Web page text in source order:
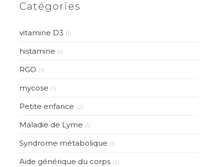
Catégories
vitamine D3 (1)
histamine (1)
RGO (1)
mycose (1)
Petite enfance (2)
Maladie de Lyme (1)
Syndrome métabolique (1)
Aide générique du corps (2)